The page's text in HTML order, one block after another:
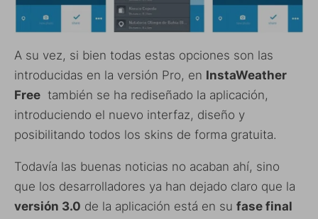
A su vez, si bien todas estas opciones son las
introducidas en la versión Pro, en InstaWeather
Free también se ha rediseñado la aplicación,
introduciendo el nuevo interfaz, diseño y
posibilitando todos los skins de forma gratuita.
Todavía las buenas noticias no acaban ahí, sino
que los desarrolladores ya han dejado claro que la
versión 3.0 de la aplicación está en su fase final